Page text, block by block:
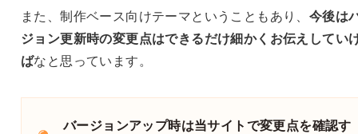
また、制作ベース向けテーマということもあり、 今後は
ジョン更新時の変更点はできるだけ細かくお伝えしてい
ばなと思っています。
バージョンアップ時は当サイトで変更点を確認す